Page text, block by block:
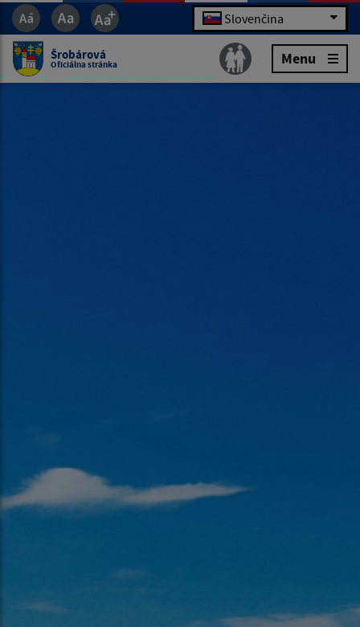
Slovenčina
Šrobárová
Oficiálna stránka Menu